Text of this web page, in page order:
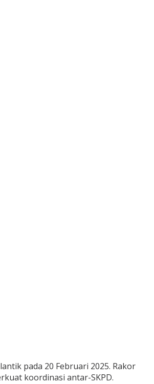
pada 20 Februari 2025. Rakor
koordinasi antar-SKPD.